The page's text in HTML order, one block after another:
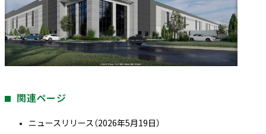
関連ページ
ニュースリリース（2026年5月19日）